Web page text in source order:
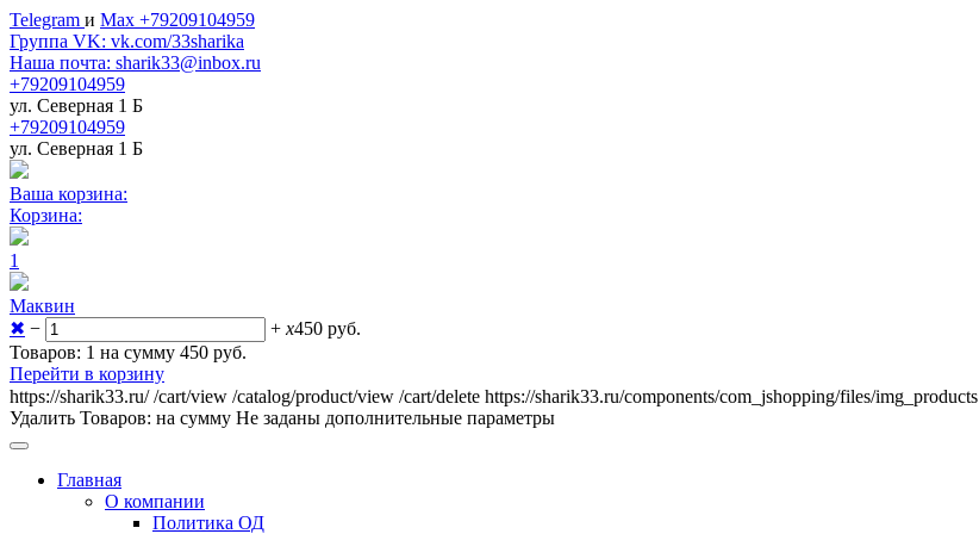
Telegram и Max +79209104959
Группа VK: vk.com/33sharika
Наша почта: sharik33@inbox.ru
+79209104959
ул. Северная 1 Б
+79209104959
ул. Северная 1 Б
Ваша корзина:
Корзина:
1
Маквин
✖ − + x450 руб.
Товаров: 1 на сумму 450 руб.
Перейти в корзину
https://sharik33.ru/ /cart/view /catalog/product/view /cart/delete https://sharik33.ru/components/com_jshopping/files/img_products
Удалить Товаров: на сумму Не заданы дополнительные параметры
Главная
О компании
Политика ОД